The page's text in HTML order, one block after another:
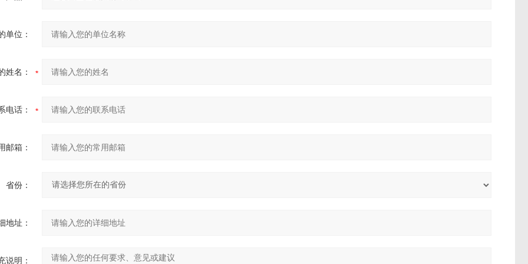
单位：
姓名：
电话：
邮箱：
省份：
地址：
说明：